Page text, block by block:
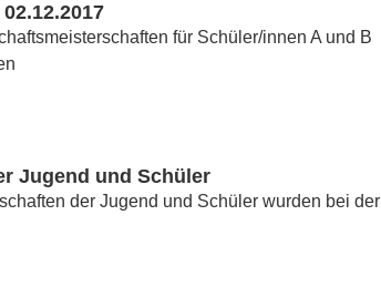
für Schüler/innen A und B
Jugend und Schüler
der Jugend und Schüler wurden bei der